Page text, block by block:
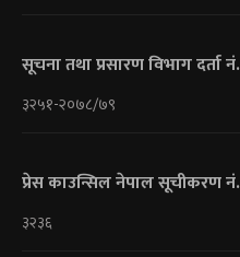
सूचना तथा प्रसारण विभाग दर्ता नं.
३२५१-२०७८/७९
प्रेस काउन्सिल नेपाल सूचीकरण नं.
३२३६